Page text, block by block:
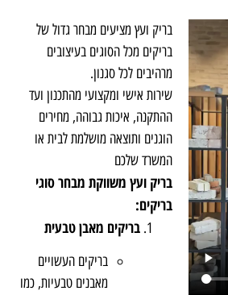
בריק ועץ מציעים מבחר גדול של
בריקים מכל הסוגים בעיצובים
מרהיבים לכל סגנון.
שירות אישי ומקצועי מהתכנון ועד
ההתקנה, איכות גבוהה, מחירים
הוגנים ותוצאה מושלמת לבית או
המשרד שלכם
בריק ועץ משווקת מבחר סוגי
בריקים:
בריקים מאבן טבעית
בריקים העשויים
מאבנים טבעיות, כמו